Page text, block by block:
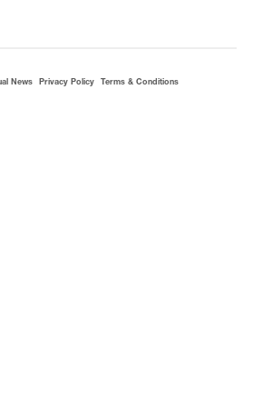
News Privacy Policy Terms & Conditions